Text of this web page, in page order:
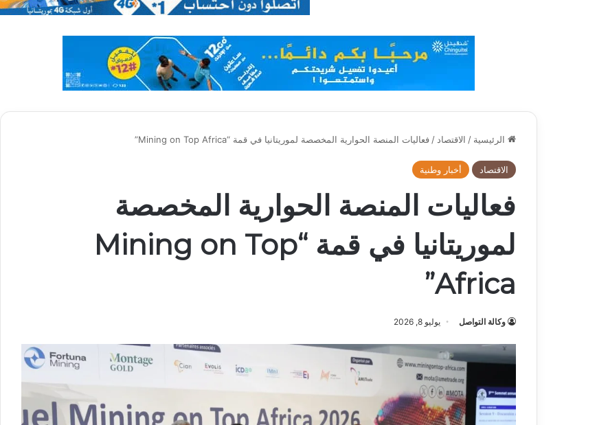
الرئيسية / الاقتصاد / فعاليات المنصة الحوارية المخصصة لموريتانيا في قمة “Mining on Top Africa”
الاقتصاد أخبار وطنية
فعاليات المنصة الحوارية المخصصة
لموريتانيا في قمة “Mining on Top
Africa”
وكالة التواصل يوليو 8, 2026